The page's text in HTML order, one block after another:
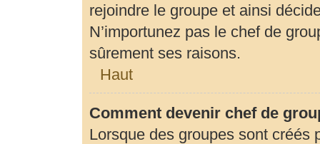
rejoindre le groupe et ainsi
N’importunez pas le chef de
sûrement ses raisons.
Haut
Comment devenir chef de
Lorsque des groupes sont créés